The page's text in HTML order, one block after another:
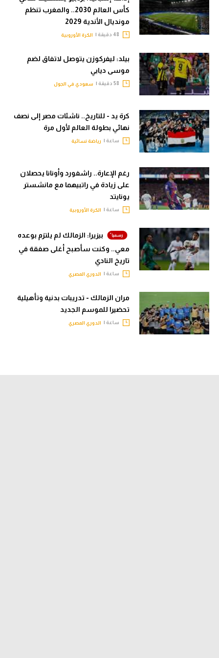
كأس العالم 2030.. والمغرب تنظم
مونديال الأندية 2029
الكرة الأوروبية
بيلد: ليفركوزن يتوصل لاتفاق لضم
موسى ديابي
سعودي في الجول
كرة يد - للتاريخ.. ناشئات مصر إلى نصف
نهائي بطولة العالم لأول مرة
ساعة | رياضة نسائية
رغم الإعارة.. راشفورد وأونانا يحصلان
على زيادة في راتبيهما مع مانشستر
يونايتد
ساعة | الكرة الأوروبية
بيزيرا: الزمالك لم يلتزم بوعده
معي.. وكنت سأصبح أغلى صفقة في
تاريخ النادي
ساعة | الدوري المصري
مران الزمالك - تدريبات بدنية وتأهيلية
تحضيرا للموسم الجديد
ساعة | الدوري المصري